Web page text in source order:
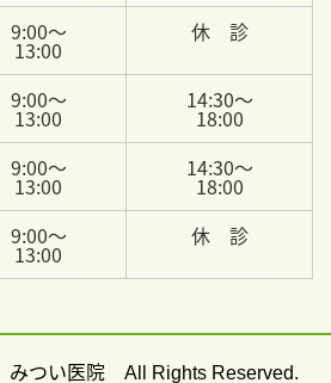
9:00～
13:00
休 診
9:00～
13:00
14:30～
18:00
9:00～
13:00
14:30～
18:00
9:00～
13:00
休 診
みつい医院All Rights Reserved.